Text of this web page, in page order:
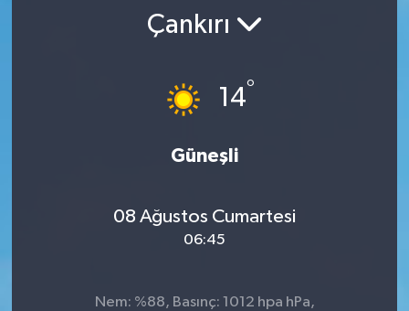
Çankırı
14°
Güneşli
08 Ağustos Cumartesi
06:45
Nem: %88, Basınç: 1012 hpa hPa,